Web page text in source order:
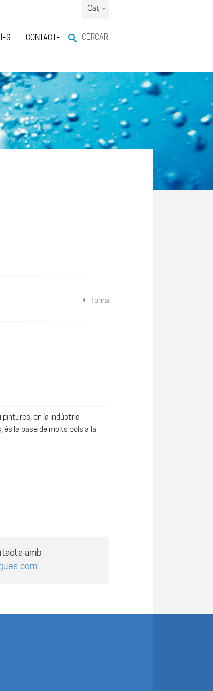
Cat
CERCAR
CONTACTE
Torna
en la indústria
és la base de molts pols a la
amb
.